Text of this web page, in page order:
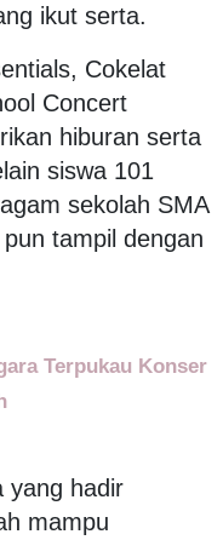
ikut serta.
Cokelat
Concert
hiburan serta
siswa 101
sekolah SMA
tampil dengan
Terpukau Konser
yang hadir
mampu